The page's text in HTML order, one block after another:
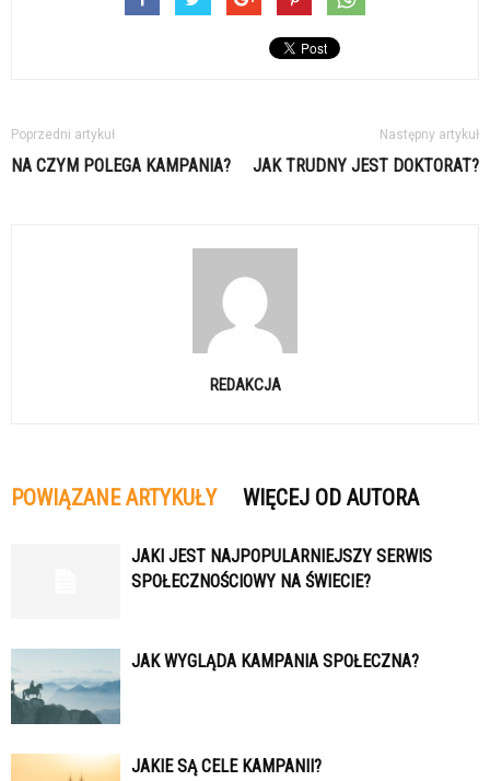
Poprzedni artykuł
NA CZYM POLEGA KAMPANIA?
Następny artykuł
JAK TRUDNY JEST DOKTORAT?
REDAKCJA
POWIĄZANE ARTYKUŁY WIĘCEJ OD AUTORA
JAKI JEST NAJPOPULARNIEJSZY SERWIS
SPOŁECZNOŚCIOWY NA ŚWIECIE?
JAK WYGLĄDA KAMPANIA SPOŁECZNA?
JAKIE SĄ CELE KAMPANII?